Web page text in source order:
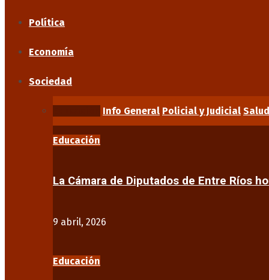
Política
Economía
Sociedad
Info General Policial y Judicial Salud
Educación
La Cámara de Diputados de Entre Ríos
9 abril, 2026
Educación